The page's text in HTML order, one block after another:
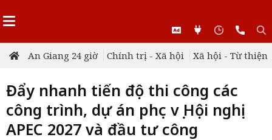
An Giang 24 giờ Chính trị - Xã hội Xã hội - Từ thiện
Đẩy nhanh tiến độ thi công các
công trình, dự án phục vụ Hội nghị
APEC 2027 và đầu tư công